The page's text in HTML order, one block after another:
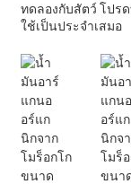
ทดลองกับสัตว์ โปร
ใช้เป็นประจำเสมอ